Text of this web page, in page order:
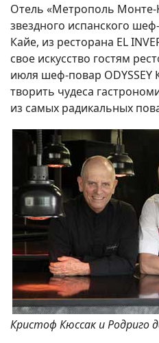
Отель «Метрополь Монте-
звездного испанского
Кайе, из ресторана EL
свое искусство гостям
июля шеф-повар
творить чудеса
из самых радикальных
Кристоф Кюссак и Родриго